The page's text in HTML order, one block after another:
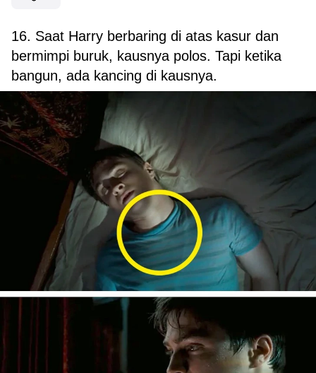
16. Saat Harry berbaring di atas kasur dan
bermimpi buruk, kausnya polos. Tapi ketika
bangun, ada kancing di kausnya.